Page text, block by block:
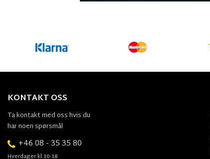
KONTAKT OSS
Ta kontakt med oss hvis du
har noen spørsmål
+46 08 - 35 35 80
Hverdager kl.10-18